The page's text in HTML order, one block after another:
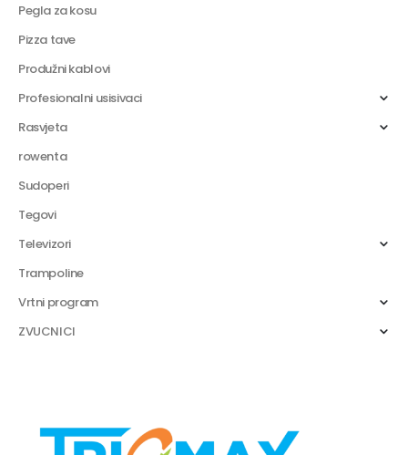
Pegla za kosu
Pizza tave
Produžni kablovi
Profesionalni usisivaci
Rasvjeta
rowenta
Sudoperi
Tegovi
Televizori
Trampoline
Vrtni program
ZVUCNICI